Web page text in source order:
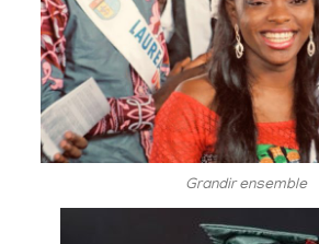
Grandir ensemble